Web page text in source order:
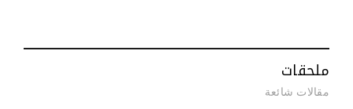
ملحقات
مقالات شائعة